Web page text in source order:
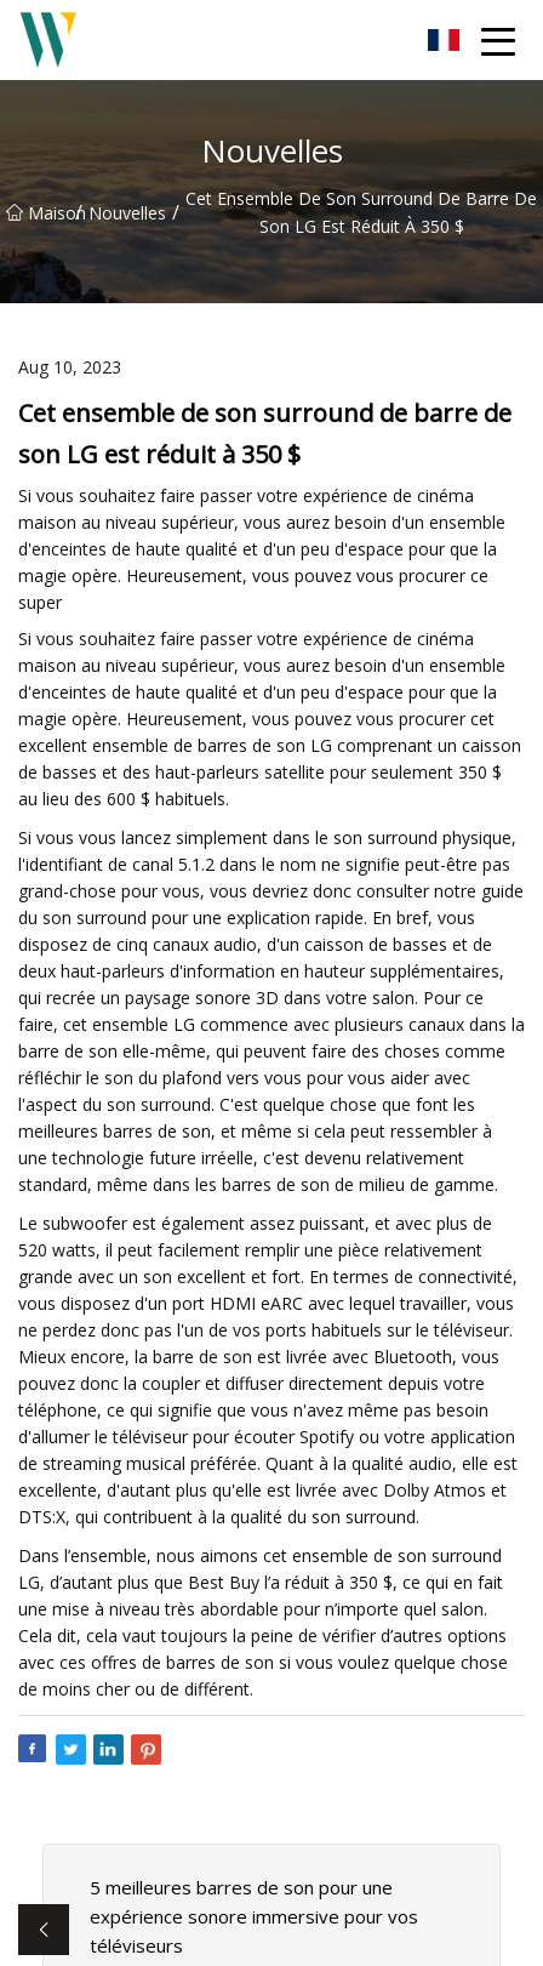
Nouvelles
Maison
/ Nouvelles / Cet Ensemble De Son Surround De Barre De
Son LG Est Réduit À 350 $
Aug 10, 2023
Cet ensemble de son surround de barre de
son LG est réduit à 350 $
Si vous souhaitez faire passer votre expérience de cinéma
maison au niveau supérieur, vous aurez besoin d'un ensemble
d'enceintes de haute qualité et d'un peu d'espace pour que la
magie opère. Heureusement, vous pouvez vous procurer ce
super
Si vous souhaitez faire passer votre expérience de cinéma
maison au niveau supérieur, vous aurez besoin d'un ensemble
d'enceintes de haute qualité et d'un peu d'espace pour que la
magie opère. Heureusement, vous pouvez vous procurer cet
excellent ensemble de barres de son LG comprenant un caisson
de basses et des haut-parleurs satellite pour seulement 350 $
au lieu des 600 $ habituels.
Si vous vous lancez simplement dans le son surround physique,
l'identifiant de canal 5.1.2 dans le nom ne signifie peut-être pas
grand-chose pour vous, vous devriez donc consulter notre guide
du son surround pour une explication rapide. En bref, vous
disposez de cinq canaux audio, d'un caisson de basses et de
deux haut-parleurs d'information en hauteur supplémentaires,
qui recrée un paysage sonore 3D dans votre salon. Pour ce
faire, cet ensemble LG commence avec plusieurs canaux dans la
barre de son elle-même, qui peuvent faire des choses comme
réfléchir le son du plafond vers vous pour vous aider avec
l'aspect du son surround. C'est quelque chose que font les
meilleures barres de son, et même si cela peut ressembler à
une technologie future irréelle, c'est devenu relativement
standard, même dans les barres de son de milieu de gamme.
Le subwoofer est également assez puissant, et avec plus de
520 watts, il peut facilement remplir une pièce relativement
grande avec un son excellent et fort. En termes de connectivité,
vous disposez d'un port HDMI eARC avec lequel travailler, vous
ne perdez donc pas l'un de vos ports habituels sur le téléviseur.
Mieux encore, la barre de son est livrée avec Bluetooth, vous
pouvez donc la coupler et diffuser directement depuis votre
téléphone, ce qui signifie que vous n'avez même pas besoin
d'allumer le téléviseur pour écouter Spotify ou votre application
de streaming musical préférée. Quant à la qualité audio, elle est
excellente, d'autant plus qu'elle est livrée avec Dolby Atmos et
DTS:X, qui contribuent à la qualité du son surround.
Dans l’ensemble, nous aimons cet ensemble de son surround
LG, d’autant plus que Best Buy l’a réduit à 350 $, ce qui en fait
une mise à niveau très abordable pour n’importe quel salon.
Cela dit, cela vaut toujours la peine de vérifier d’autres options
avec ces offres de barres de son si vous voulez quelque chose
de moins cher ou de différent.
5 meilleures barres de son pour une
expérience sonore immersive pour vos
téléviseurs